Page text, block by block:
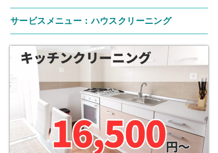
サービスメニュー：ハウスクリーニング